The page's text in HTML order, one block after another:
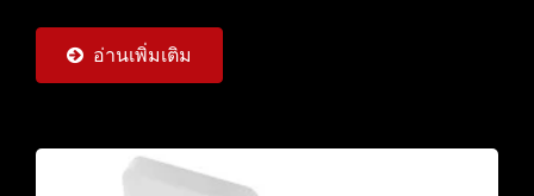
อ่านเพิ่มเติม